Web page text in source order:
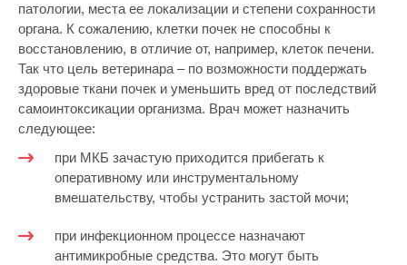
патологии, места ее локализации и степени сохранности
органа. К сожалению, клетки почек не способны к
восстановлению, в отличие от, например, клеток печени.
Так что цель ветеринара – по возможности поддержать
здоровые ткани почек и уменьшить вред от последствий
самоинтоксикации организма. Врач может назначить
следующее:
при МКБ зачастую приходится прибегать к
оперативному или инструментальному
вмешательству, чтобы устранить застой мочи;
при инфекционном процессе назначают
антимикробные средства. Это могут быть